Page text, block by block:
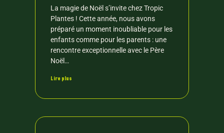
La magie de Noël s’invite chez Tropic
Plantes ! Cette année, nous avons
préparé un moment inoubliable pour les
enfants comme pour les parents : une
rencontre exceptionnelle avec le Père
Noël…
Lire plus